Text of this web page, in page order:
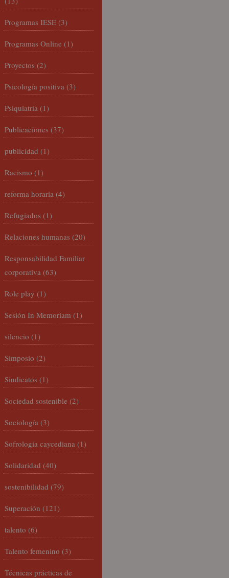
Programas IESE (3)
Programas Online (1)
Proyectos (2)
Psicología positiva (3)
Psiquiatría (1)
Publicaciones (37)
publicidad (1)
Racismo (1)
reforma horaria (4)
Refugiados (1)
Relaciones humanas (20)
Responsabilidad Familiar
corporativa (63)
Role play (1)
Sesión In Memoriam (1)
silencio (1)
Simposio (2)
Sindicatos (1)
Sociedad sostenible (2)
Sociología (3)
Sofrología caycediana (1)
Solidaridad (40)
sostenibilidad (79)
Superación (121)
talento (6)
Talento femenino (3)
Técnicas prácticas de